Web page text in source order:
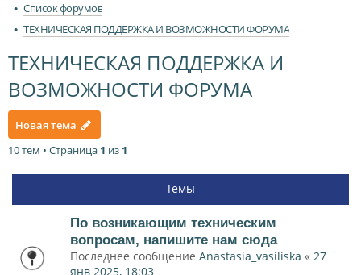
Список форумов
ТЕХНИЧЕСКАЯ ПОДДЕРЖКА И ВОЗМОЖНОСТИ ФОРУМА
ТЕХНИЧЕСКАЯ ПОДДЕРЖКА И
ВОЗМОЖНОСТИ ФОРУМА
Новая тема
10 тем • Страница 1 из 1
Темы
По возникающим техническим
вопросам, напишите нам сюда
Последнее сообщение Anastasia_vasiliska « 27
янв 2025, 18:03